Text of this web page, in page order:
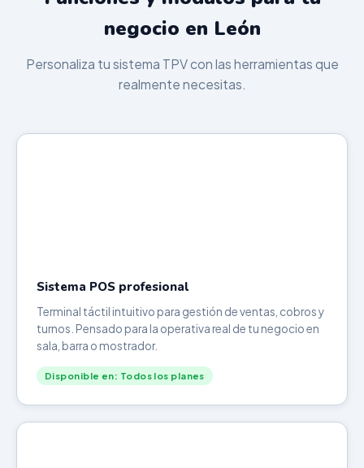
negocio en León
Personaliza tu sistema TPV con las herramientas que
realmente necesitas.
Sistema POS profesional
Terminal táctil intuitivo para gestión de ventas, cobros y
turnos. Pensado para la operativa real de tu negocio en
sala, barra o mostrador.
Disponible en: Todos los planes